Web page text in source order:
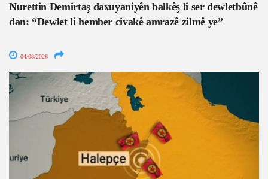
Nurettin Demirtaş daxuyaniyên balkêş li ser dewletbûnê
dan: “Dewlet li hember civakê amrazê zilmê ye”
04/08/2026